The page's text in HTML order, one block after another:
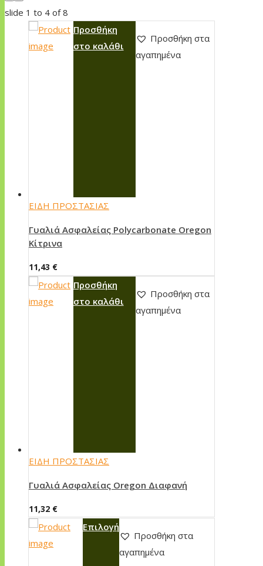
slide 1 to 4 of 8
Προσθήκη
στο καλάθι
Προσθήκη στα
αγαπημένα
ΕΙΔΗ ΠΡΟΣΤΑΣΙΑΣ
Γυαλιά Ασφαλείας Polycarbonate Oregon
Κίτρινα
11,43 €
Προσθήκη
στο καλάθι
Προσθήκη στα
αγαπημένα
ΕΙΔΗ ΠΡΟΣΤΑΣΙΑΣ
Γυαλιά Ασφαλείας Oregon Διαφανή
11,32 €
Επιλογή
Αυτό
το
Προσθήκη στα
αγαπημένα